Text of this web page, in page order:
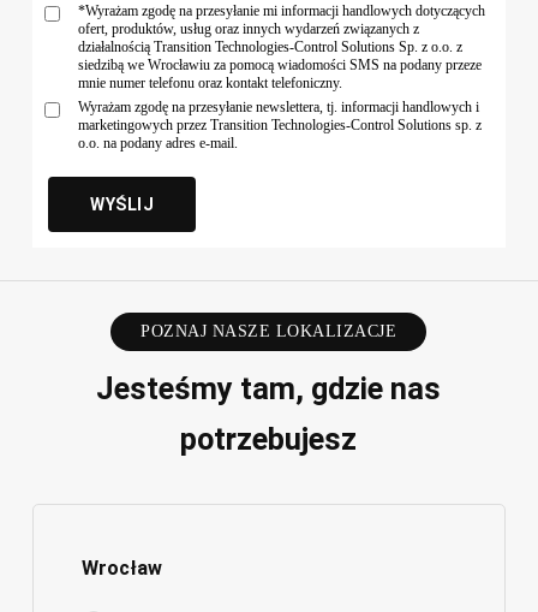
*Wyrażam zgodę na przesyłanie mi informacji handlowych dotyczących
ofert, produktów, usług oraz innych wydarzeń związanych z
działalnością Transition Technologies-Control Solutions Sp. z o.o. z
siedzibą we Wrocławiu za pomocą wiadomości SMS na podany przeze
mnie numer telefonu oraz kontakt telefoniczny.
Wyrażam zgodę na przesyłanie newslettera, tj. informacji handlowych i
marketingowych przez Transition Technologies-Control Solutions sp. z
o.o. na podany adres e-mail.
POZNAJ NASZE LOKALIZACJE
Jesteśmy tam, gdzie nas
potrzebujesz
Wrocław